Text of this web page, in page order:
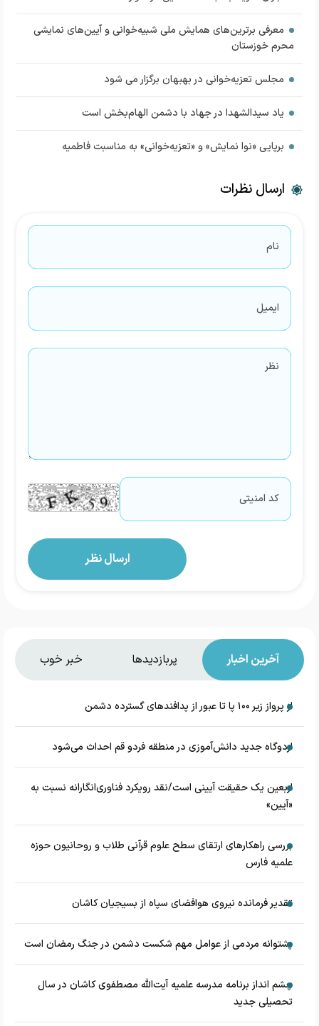
معرفی برترین‌های همایش ملی شبیه‌خوانی و آیین‌های نمایشی
محرم خوزستان
مجلس تعزیه‌خوانی در بهبهان برگزار می شود
یاد سیدالشهدا در جهاد با دشمن الهام‌بخش است
برپایی «نوا نمایش» و «تعزیه‌خوانی» به مناسبت فاطمیه
ارسال نظرات
آخرین اخبار پربازدیدها خبر خوب
از پرواز زیر ۱۰۰ پا تا عبور از پدافند‌های گسترده دشمن
اردوگاه جدید دانش‌آموزی در منطقه فردو قم احداث می‌شود
اربعین یک حقیقت آیینی است/نقد رویکرد فناوری‌انگارانه نسبت به
«آیین»
بررسی راهکارهای ارتقای سطح علوم قرآنی طلاب و روحانیون حوزه
علمیه فارس
تقدیر فرمانده نیروی هوافضای سپاه از بسیجیان کاشان
پشتوانه مردمی از عوامل مهم شکست دشمن در جنگ رمضان است
چشم‌ انداز برنامه مدرسه علمیه آیت‌الله مصطفوی کاشان در سال
تحصیلی جدید